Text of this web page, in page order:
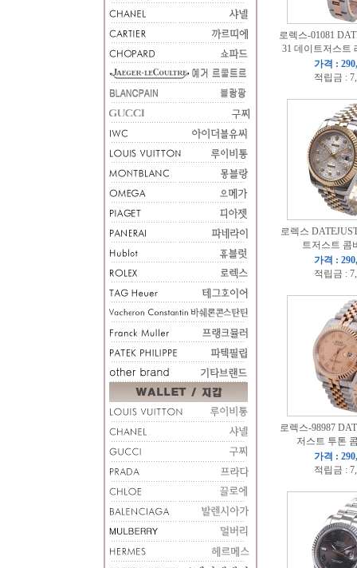
로렉스-01081
31 데이트저스트
가격 :
적립금 :
로렉스
트저스트 콤
가격 :
적립금 :
로렉스-98987
저스트 투톤
가격 :
적립금 :